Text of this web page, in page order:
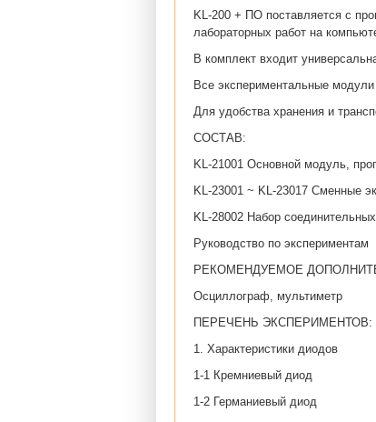
KL-200 + ПО поставляется с
лабораторных работ на
В комплект входит
Все экспериментальные
Для удобства хранения и
СОСТАВ:
KL-21001 Основной модуль,
KL-23001 ~ KL-23017 Сменные
KL-28002 Набор
Руководство по экспериментам
РЕКОМЕНДУЕМОЕ
Осциллограф, мультиметр
ПЕРЕЧЕНЬ ЭКСПЕРИМЕНТОВ:
1. Характеристики диодов
1-1 Кремниевый диод
1-2 Германиевый диод